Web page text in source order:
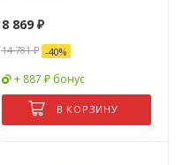
8 869₽
14 781₽ -40%
+ 887 ₽ бонус
В КОРЗИНУ